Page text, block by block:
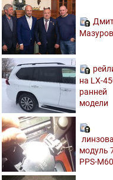
Мазуров
на LX-
ранней
модели
модуль
PPS-M60